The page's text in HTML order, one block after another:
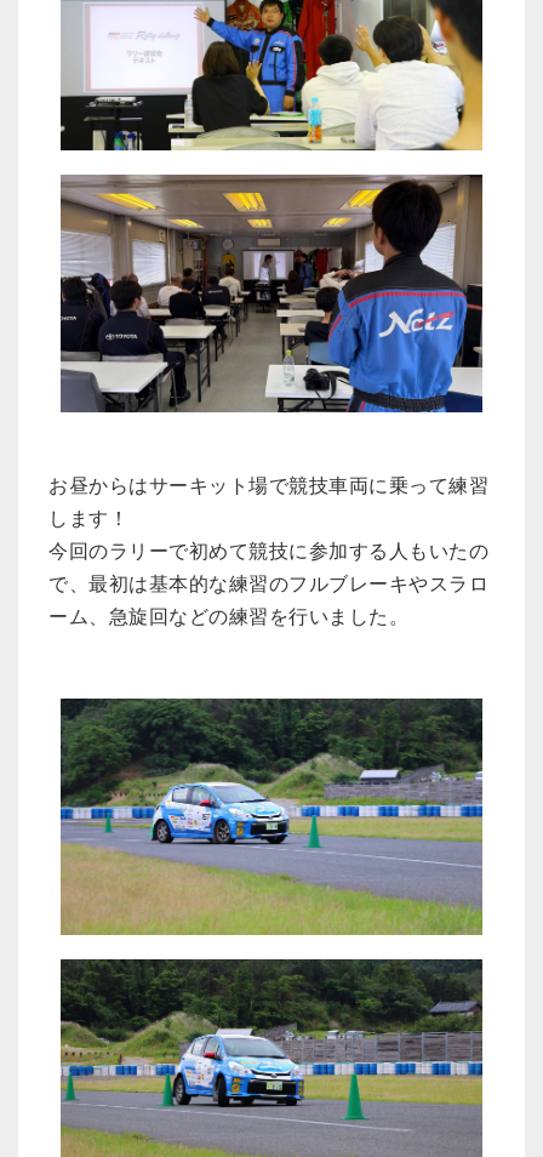
お昼からはサーキット場で競技車両に乗って練習
します！
今回のラリーで初めて競技に参加する人もいたの
で、最初は基本的な練習のフルブレーキやスラロ
ーム、急旋回などの練習を行いました。